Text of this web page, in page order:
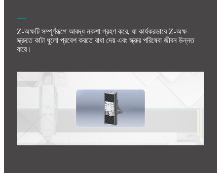
Z-অক্ষটি সম্পূর্ণরূপে আবদ্ধ নকশা গ্রহণ করে, যা কার্যকরভাবে Z-অক্ষ
স্ক্রুতে কাটা ধুলো প্রবেশ করতে বাধা দেয় এবং স্ক্রুর পরিষেবা জীবন উন্নত
করে।